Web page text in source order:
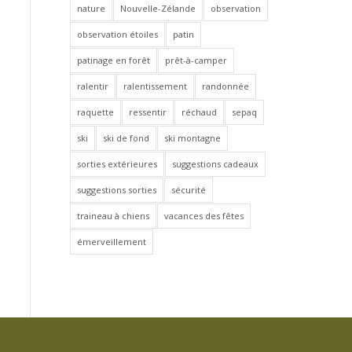
nature Nouvelle-Zélande observation
observation étoiles patin
patinage en forêt prêt-à-camper
ralentir ralentissement randonnée
raquette ressentir réchaud sepaq
ski ski de fond ski montagne
sorties extérieures suggestions cadeaux
suggestions sorties sécurité
traineau à chiens vacances des fêtes
émerveillement